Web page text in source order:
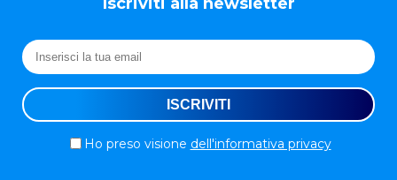
Ho preso visione dell'informativa privacy